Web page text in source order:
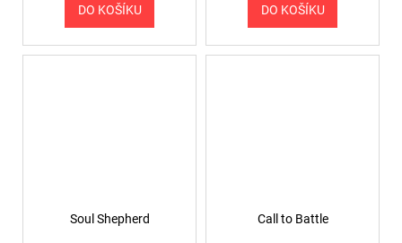
DO KOŠÍKU DO KOŠÍKU
Soul Shepherd Call to Battle